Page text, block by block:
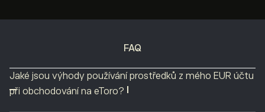
FAQ
Jaké jsou výhody používání prostředků z mého EUR účtu
při obchodování na eToro?